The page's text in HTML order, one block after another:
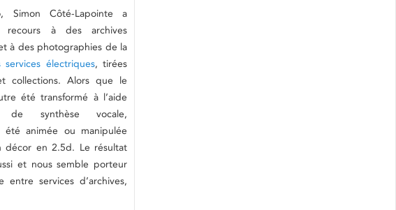
Simon Côté-Lapointe a
recours à des archives
à des photographies de la
services électriques, tirées
collections. Alors que le
été transformé à l’aide
de synthèse vocale,
été animée ou manipulée
décor en 2.5d. Le résultat
et nous semble porteur
services d’archives,